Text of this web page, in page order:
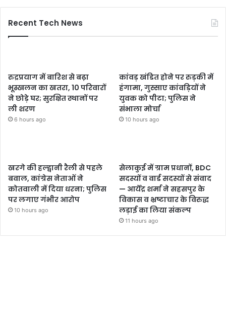
Recent Tech News
रुद्रप्रयाग में बारिश से बढ़ा
भूस्खलन का खतरा, 10 परिवारों
ने छोड़े घर; सुरक्षित स्थानों पर
ली शरण
6 hours ago
कांवड़ खंडित होने पर रुड़की में
हंगामा, गुस्साए कांवड़ियों ने
युवक को पीटा; पुलिस ने
संभाला मोर्चा
10 hours ago
खरगे की हल्द्वानी रैली से पहले
बवाल, कांग्रेस नेताओं ने
कोतवाली में दिया धरना; पुलिस
पर लगाए गंभीर आरोप
10 hours ago
सेलाकुई में ग्राम प्रधानों, BDC
सदस्यों व वार्ड सदस्यों से संवाद
— आर्येंद्र शर्मा ने सहसपुर के
विकास व भ्रष्टाचार के विरुद्ध
लड़ाई का लिया संकल्प
11 hours ago